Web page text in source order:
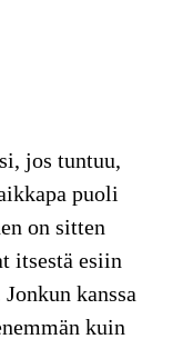
jos tuntuu,
puoli
on sitten
itsestä esiin
kanssa
kuin